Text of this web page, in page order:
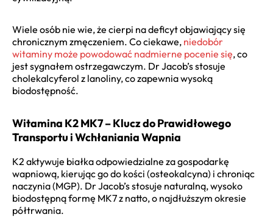
Wiele osób nie wie, że cierpi na deficyt objawiający się
chronicznym zmęczeniem. Co ciekawe, niedobór
witaminy może powodować nadmierne pocenie się, co
jest sygnałem ostrzegawczym. Dr Jacob’s stosuje
cholekalcyferol z lanoliny, co zapewnia wysoką
biodostępność.
Witamina K2 MK7 – Klucz do Prawidłowego
Transportu i Wchłaniania Wapnia
K2 aktywuje białka odpowiedzialne za gospodarkę
wapniową, kierując go do kości (osteokalcyna) i chroniąc
naczynia (MGP). Dr Jacob’s stosuje naturalną, wysoko
biodostępną formę MK7 z natto, o najdłuższym okresie
półtrwania.